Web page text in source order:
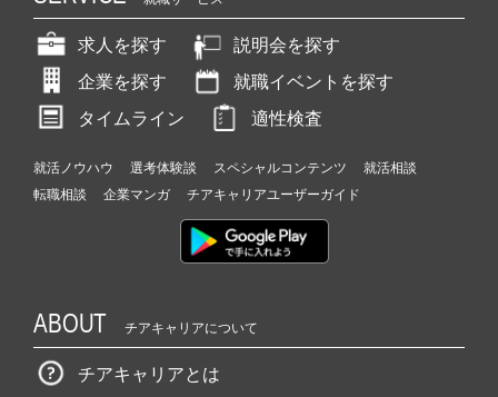
求人を探す
説明会を探す
企業を探す
就職イベントを探す
タイムライン
適性検査
就活ノウハウ 選考体験談 スペシャルコンテンツ
就活相談
転職相談
企業マンガ チアキャリアユーザーガイド
ABOUT チアキャリアについて
チアキャリアとは